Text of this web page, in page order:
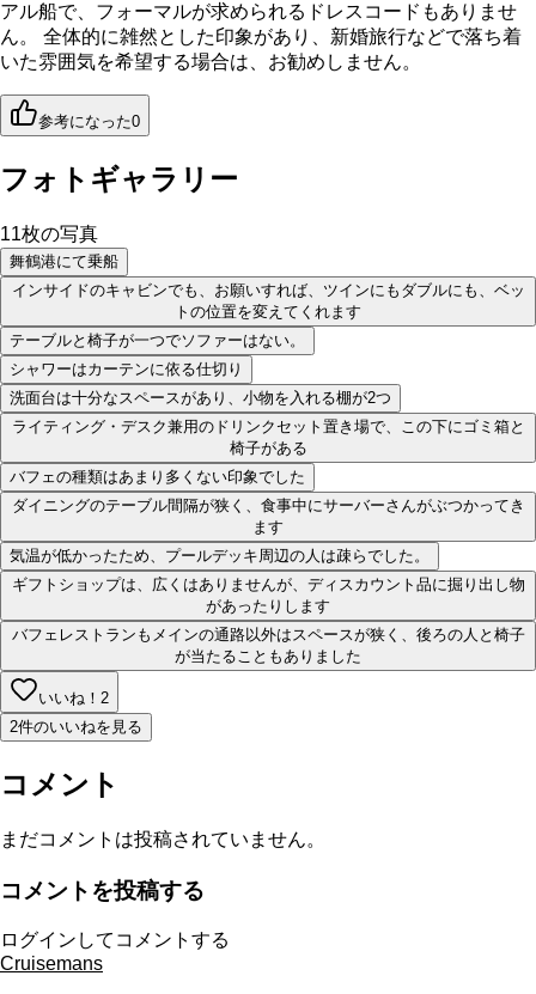
アル船で、フォーマルが求められるドレスコードもありませ
ん。 全体的に雑然とした印象があり、新婚旅行などで落ち着
いた雰囲気を希望する場合は、お勧めしません。
参考になった0
フォトギャラリー
11枚の写真
舞鶴港にて乗船
インサイドのキャビンでも、お願いすれば、ツインにもダブルにも、ベッ
トの位置を変えてくれます
テーブルと椅子が一つでソファーはない。
シャワーはカーテンに依る仕切り
洗面台は十分なスペースがあり、小物を入れる棚が2つ
ライティング・デスク兼用のドリンクセット置き場で、この下にゴミ箱と
椅子がある
バフェの種類はあまり多くない印象でした
ダイニングのテーブル間隔が狭く、食事中にサーバーさんがぶつかってき
ます
気温が低かったため、プールデッキ周辺の人は疎らでした。
ギフトショップは、広くはありませんが、ディスカウント品に掘り出し物
があったりします
バフェレストランもメインの通路以外はスペースが狭く、後ろの人と椅子
が当たることもありました
いいね！ 2
2件のいいねを見る
コメント
まだコメントは投稿されていません。
コメントを投稿する
ログインしてコメントする
Cruisemans